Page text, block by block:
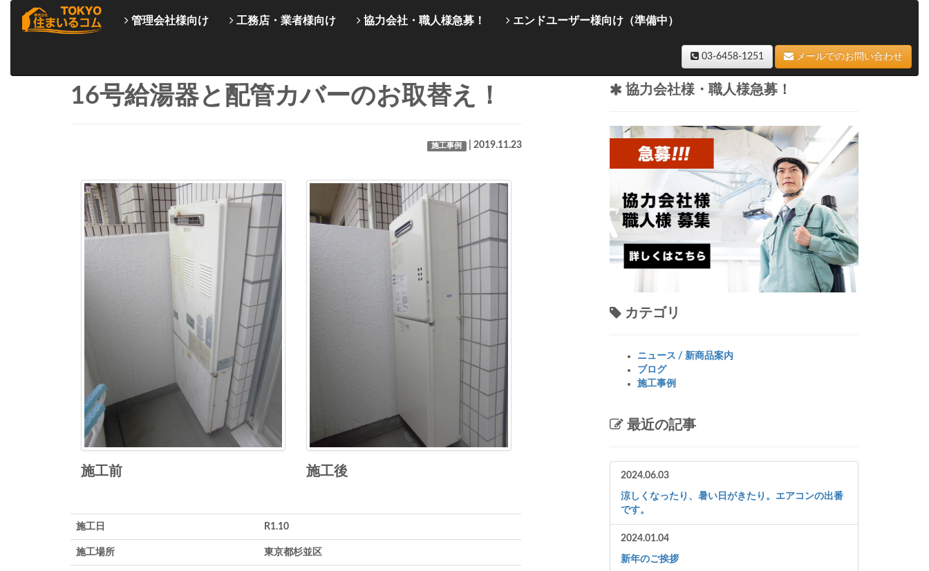
管理会社様向け 工務店・業者様向け 協力会社・職人様急募！ エンドユーザー様向け（準備中）
03-6458-1251 メールでのお問い合わせ
16号給湯器と配管カバーのお取替え！
施工事例 | 2019.11.23
施工前 施工後
施工日 R1.10
施工場所 東京都杉並区
協力会社様・職人様急募！
カテゴリ
ニュース / 新商品案内
ブログ
施工事例
最近の記事
2024.06.03
涼しくなったり、暑い日がきたり。エアコンの出番
です。
2024.01.04
新年のご挨拶